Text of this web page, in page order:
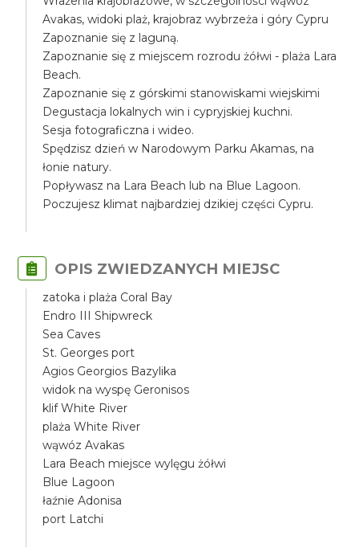
Avakas, widoki plaż, krajobraz wybrzeża i góry Cypru
Zapoznanie się z laguną.
Zapoznanie się z miejscem rozrodu żółwi - plaża Lara
Beach.
Zapoznanie się z górskimi stanowiskami wiejskimi
Degustacja lokalnych win i cypryjskiej kuchni.
Sesja fotograficzna i wideo.
Spędzisz dzień w Narodowym Parku Akamas, na
łonie natury.
Popływasz na Lara Beach lub na Blue Lagoon.
Poczujesz klimat najbardziej dzikiej części Cypru.
OPIS ZWIEDZANYCH MIEJSC
zatoka i plaża Coral Bay
Endro III Shipwreck
Sea Caves
St. Georges port
Agios Georgios Bazylika
widok na wyspę Geronisos
klif White River
plaża White River
wąwóz Avakas
Lara Beach miejsce wylęgu żółwi
Blue Lagoon
łaźnie Adonisa
port Latchi